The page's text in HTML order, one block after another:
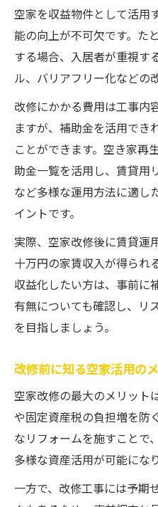
空家を収益物件として活用
能の向上が不可欠です。た
する場合、入居者が重視す
ル、バリアフリー化などの
改修にかかる費用は工事内
ますが、補助金を活用でき
ことができます。空き家再
助金一覧を活用し、賃貸用
など多様な運用方法に適し
イントです。
実際、空家改修後に賃貸運
十万円の家賃収入が得られ
収益化したい方は、事前に
有無についても確認し、リ
を目指しましょう。
改修前に知る空家活用の
空家改修の最大のメリット
や固定資産税の負担増を防
なリフォームを施すことで
多様な資産活用が可能にな
一方で、改修工事には予期